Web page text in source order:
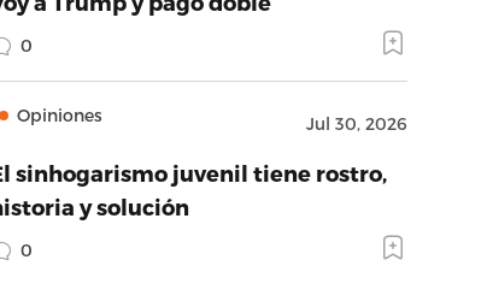
0
Opiniones Jul 30, 2026
sinhogarismo juvenil tiene rostro,
y solución
0